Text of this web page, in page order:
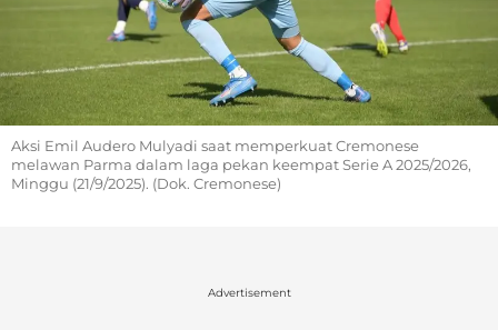
Aksi Emil Audero Mulyadi saat memperkuat Cremonese
melawan Parma dalam laga pekan keempat Serie A 2025/2026,
Minggu (21/9/2025). (Dok. Cremonese)
Advertisement